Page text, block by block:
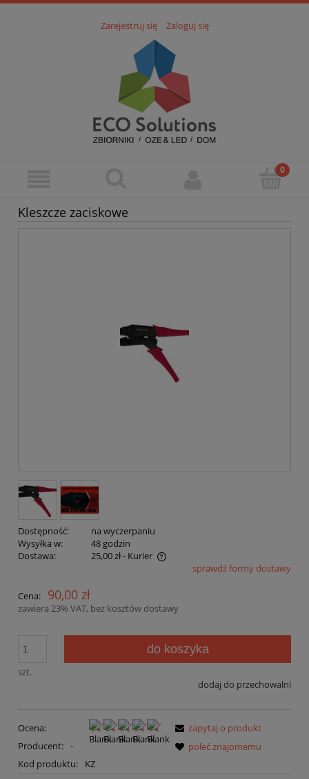
Zarejestruj się Zaloguj się
Kleszcze zaciskowe
Dostępność:
na wyczerpaniu
Wysyłka w:
48 godzin
Dostawa:
25,00 zł- Kurier
Cena nie zawiera ewentualnych kosztów płatnościsprawdź formy dostawy
Cena: 90,00 zł
zawiera 23% VAT, bez kosztów dostawy
szt.
do koszyka
dodaj do przechowalni
Ocena:
Producent: -
Kod produktu:
KZ
zapytaj o produkt
poleć znajomemu